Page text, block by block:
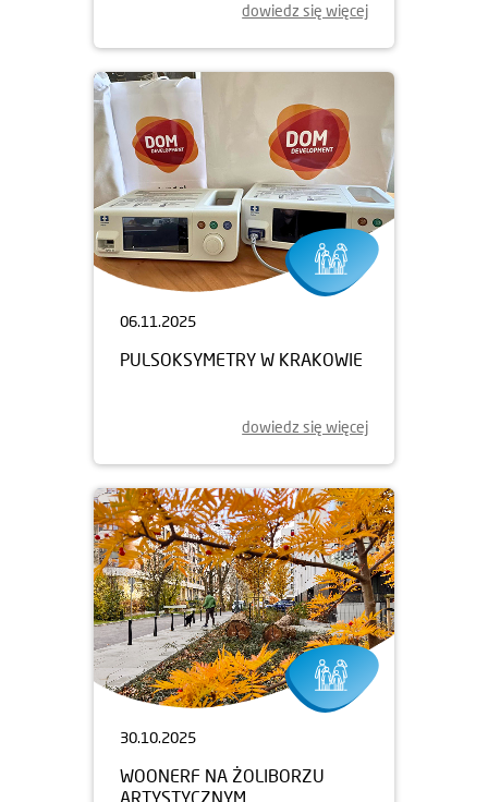
dowiedz się więcej
06.11.2025
PULSOKSYMETRY W KRAKOWIE
dowiedz się więcej
30.10.2025
WOONERF NA ŻOLIBORZU
ARTYSTYCZNYM